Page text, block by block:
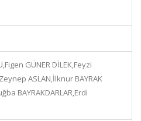
GÜNER DİLEK,Feyzi
ASLAN,İlknur BAYRAK
BAYRAKDARLAR,Erdi